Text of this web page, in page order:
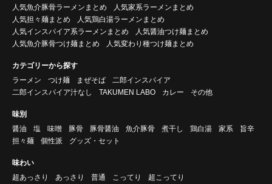
人気魚介豚骨ラーメンまとめ
人気家系ラーメンまとめ
人気担々麺まとめ
人気鶏白湯ラーメンまとめ
人気インスパイア系ラーメンまとめ
人気醤油つけ麺まとめ
人気魚介豚骨つけ麺まとめ
人気変わり種つけ麺まとめ
カテゴリーから探す
ラーメン
つけ麺 まぜそば
二郎インスパイア
二郎インスパイア汁なし
TAKUMEN LABO カレー その他
味別
醤油
塩 味噌 豚骨 豚骨醤油 魚介豚骨 煮干し 鶏白湯 家系
旨辛
担々麺
個性派 グッズ・セット
味わい
超あっさり
あっさり 普通 こってり 超こってり